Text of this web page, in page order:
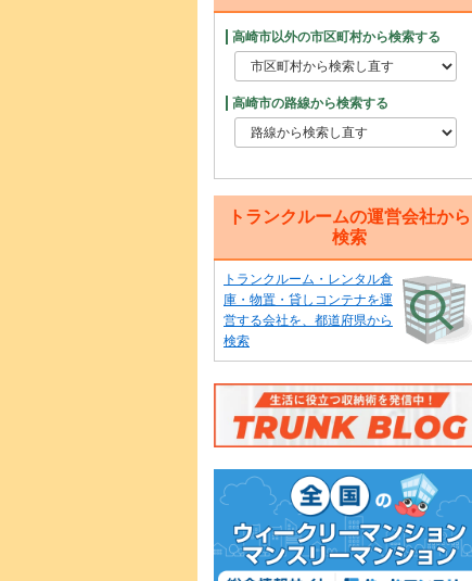
高崎市以外の市区町村から検索する
高崎市の路線から検索する
トランクルームの運営会社から
検索
トランクルーム・レンタル倉
庫・物置・貸しコンテナを運
営する会社を、都道府県から
検索